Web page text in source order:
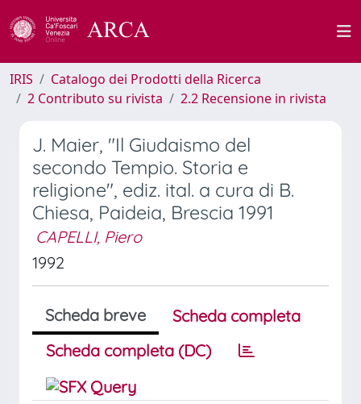
IRIS
Catalogo dei Prodotti della Ricerca
2 Contributo su rivista
2.2 Recensione in rivista
J. Maier, "Il Giudaismo del
secondo Tempio. Storia e
religione", ediz. ital. a cura di B.
Chiesa, Paideia, Brescia 1991
CAPELLI, Piero
1992
Scheda breve
Scheda completa
Scheda completa (DC)